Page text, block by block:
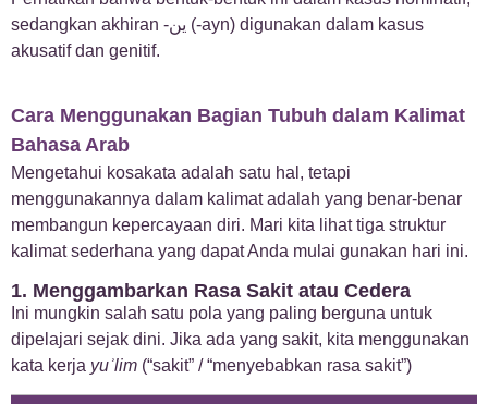
sedangkan akhiran -ين (-ayn) digunakan dalam kasus
akusatif dan genitif.
Cara Menggunakan Bagian Tubuh dalam Kalimat
Bahasa Arab
Mengetahui kosakata adalah satu hal, tetapi
menggunakannya dalam kalimat adalah yang benar-benar
membangun kepercayaan diri. Mari kita lihat tiga struktur
kalimat sederhana yang dapat Anda mulai gunakan hari ini.
1. Menggambarkan Rasa Sakit atau Cedera
Ini mungkin salah satu pola yang paling berguna untuk
dipelajari sejak dini. Jika ada yang sakit, kita menggunakan
kata kerja yuʾlim (“sakit” / “menyebabkan rasa sakit”)